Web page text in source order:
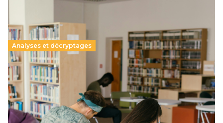
Analyses et décryptages
Supérieur privé : une dérive qui met à mal la
promesse républicaine
11 juillet 2026-
Le projet de loi sur la régulation de l’enseignement
supérieur privé met en lumière l’amplification d’un système